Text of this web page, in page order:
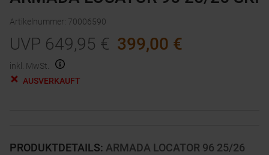
PRODUKTDETAILS: ARMADA LOCATOR 96 25/26
Artikelnummer: 70006590
UVP 649,95 € 399,00 €
inkl. MwSt.
AUSVERKAUFT